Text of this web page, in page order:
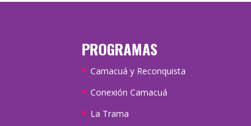
PROGRAMAS
Camacuá y Reconquista
Conexión Camacuá
La Trama